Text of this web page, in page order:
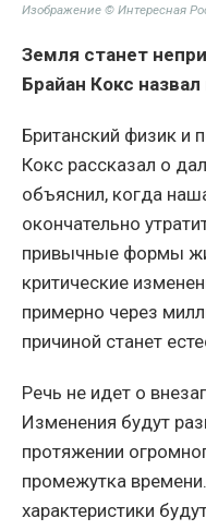
Изображение © Интересная
Земля станет
Брайан Кокс
Британский физик и
Кокс рассказал о
объяснил, когда
окончательно
привычные формы
критические
примерно через
причиной станет
Речь не идет о
Изменения будут
протяжении
промежутка
характеристики